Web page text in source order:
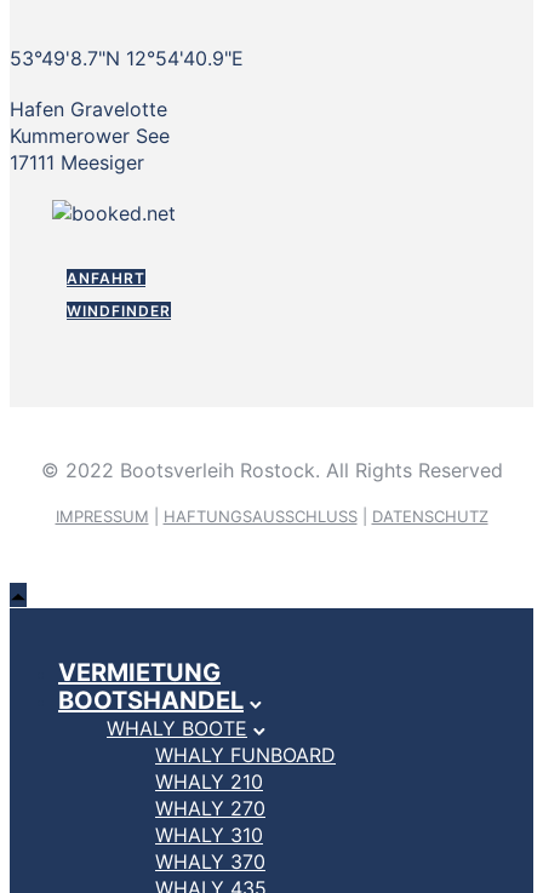
53°49'8.7"N 12°54'40.9"E
Hafen Gravelotte
Kummerower See
17111 Meesiger
ANFAHRT
WINDFINDER
© 2022 Bootsverleih Rostock. All Rights Reserved
IMPRESSUM HAFTUNGSAUSSCHLUSS| DATENSCHUTZ
VERMIETUNG
BOOTSHANDEL
WHALY BOOTE
WHALY FUNBOARD
WHALY 210
WHALY 270
WHALY 310
WHALY 370